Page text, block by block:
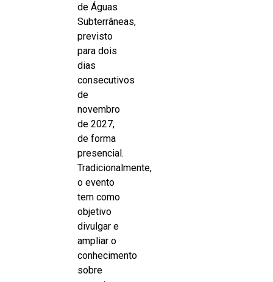
de Águas
Subterrâneas,
previsto
para dois
dias
consecutivos
de
novembro
de 2027,
de forma
presencial.
Tradicionalmente,
o evento
tem como
objetivo
divulgar e
ampliar o
conhecimento
sobre